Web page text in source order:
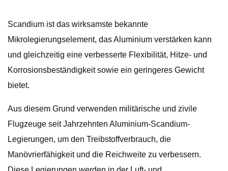
Scandium ist das wirksamste bekannte
Mikrolegierungselement, das Aluminium verstärken kann
und gleichzeitig eine verbesserte Flexibilität, Hitze- und
Korrosionsbeständigkeit sowie ein geringeres Gewicht
bietet.
Aus diesem Grund verwenden militärische und zivile
Flugzeuge seit Jahrzehnten Aluminium-Scandium-
Legierungen, um den Treibstoffverbrauch, die
Manövrierfähigkeit und die Reichweite zu verbessern.